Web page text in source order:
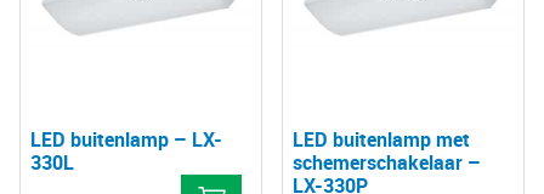
LED buitenlamp – LX-
330L
LED buitenlamp met
schemerschakelaar –
LX-330P